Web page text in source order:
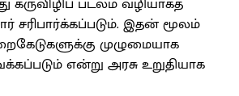
சரிபார்க்கப்படும். இதன் மூலம்
முழுமையாக
என்று அரசு உறுதியாக